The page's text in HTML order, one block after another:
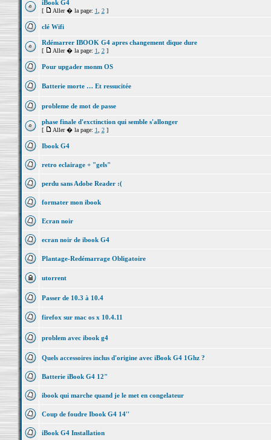
iBook G4
[ Aller � la page: 1 2]
clé Wifi
Rdémarrer IBOOK G4 apres changement dique dure
[ Aller � la page: 1 2]
Pour upgader monm OS
Batterie morte … Et ressucitée
probleme de mot de passe
phase finale d'exctinction qui semble s'allonger
[ Aller � la page: 1 2]
Ibook G4
retro eclairage + "gels"
perdu sans Adobe Reader :(
formater mon ibook
Ecran noir
ecran noir de ibook G4
Plantage-Redémarrage Obligatoire
utorrent
Passer de 10.3 à 10.4
firefox sur mac os x 10.4.11
problem avec ibook g4
Quels accessoires inclus d'origine avec iBook G4 1Ghz ?
Batterie iBook G4 12"
ibook qui marche quand je le met en congelateur
Coup de foudre Ibook G4 14''
iBook G4 Installation